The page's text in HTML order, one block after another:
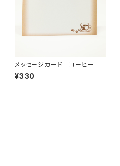
メッセージカード コーヒー
¥330